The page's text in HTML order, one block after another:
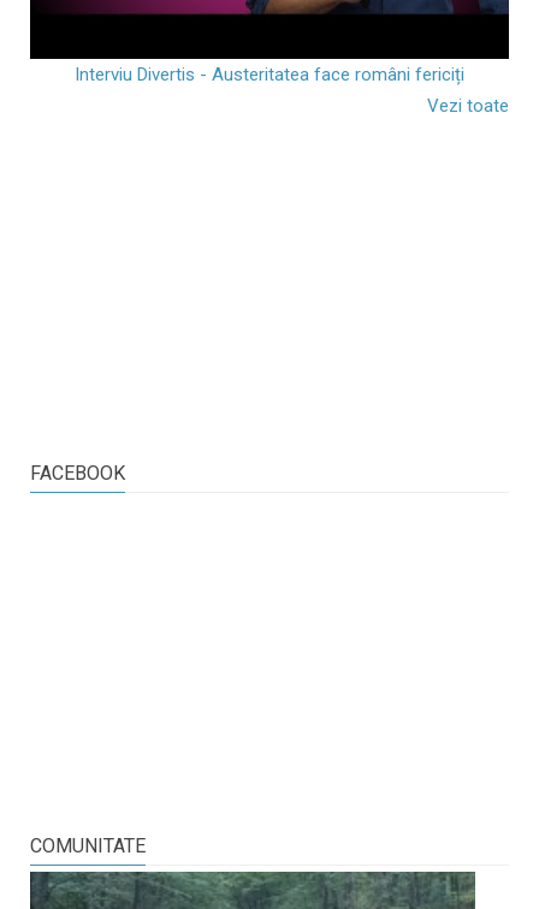
Interviu Divertis - Austeritatea face români fericiți
Vezi toate
FACEBOOK
COMUNITATE